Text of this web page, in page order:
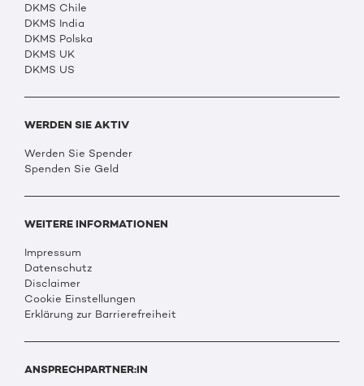
DKMS Chile
DKMS India
DKMS Polska
DKMS UK
DKMS US
WERDEN SIE AKTIV
Werden Sie Spender
Spenden Sie Geld
WEITERE INFORMATIONEN
Impressum
Datenschutz
Disclaimer
Cookie Einstellungen
Erklärung zur Barrierefreiheit
ANSPRECHPARTNER:IN